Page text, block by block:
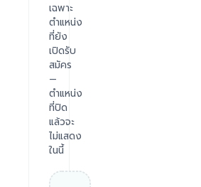
เฉพาะ
ตำแหน่ง
ที่ยัง
เปิดรับ
สมัคร
—
ตำแหน่ง
ที่ปิด
แล้วจะ
ไม่แสดง
ในนี้